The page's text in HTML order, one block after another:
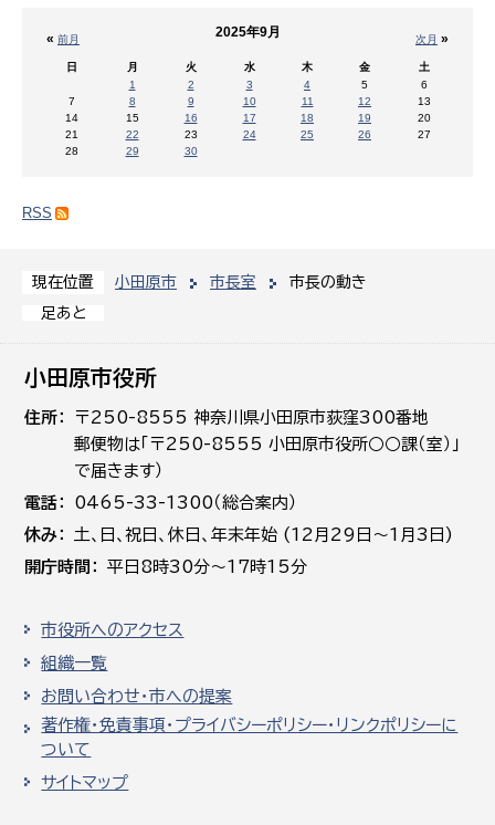
現在位置 小田原市 市長室
市長の動き
足あと
« 前月 次月 »
2025年9月
日 月 火 水 木 金
土
1
2 3 4 5
6
7
8 9 10 11 12
13
14
15 16 17 18 19
20
21
22 23 24 25 26
27
28
29 30
RSS
小田原市役所
住所
〒250-8555 神奈川県小田原市荻窪300番地
郵便物は「〒250-8555 小田原市役所○○課（室）」
で届きます）
電話
0465-33-1300（総合案内）
休み
土､日､祝日、休日、年末年始 (12月29日～1月3日)
開庁時間
平日8時30分～17時15分
市役所へのアクセス
組織一覧
お問い合わせ・市への提案
著作権・免責事項・プライバシーポリシー・リンクポリシーに
ついて
サイトマップ